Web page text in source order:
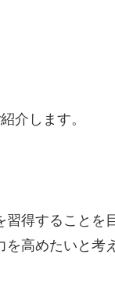
介します。
得することを
高めたいと考